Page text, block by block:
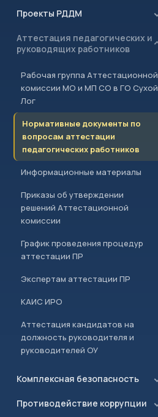
Проекты РДДМ
Аттестация педагогических и
руководящих работников
Рабочая группа Аттестационной
комиссии МО и МП СО в ГО Сухой
Лог
Нормативные документы по
вопросам аттестации
педагогических работников
Информационные материалы
Приказы об утверждении
решений Аттестационной
комиссии
График проведения процедур
аттестации ПР
Экспертам аттестации ПР
КАИС ИРО
Аттестация кандидатов на
должность руководителя и
руководителей ОУ
Комплексная безопасность
Противодействие коррупции